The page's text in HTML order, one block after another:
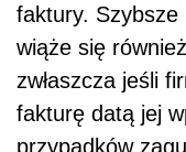
faktury. Szybsze
wiąże się
zwłaszcza jeśli
fakturę datą jej
przypadków